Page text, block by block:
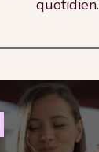
quotidien.